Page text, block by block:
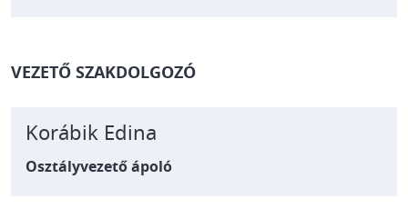
VEZETŐ SZAKDOLGOZÓ
Korábik Edina
Osztályvezető ápoló